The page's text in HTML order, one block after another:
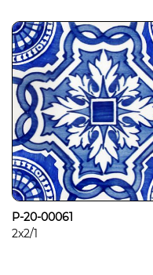
P-20-00061
2x2/1